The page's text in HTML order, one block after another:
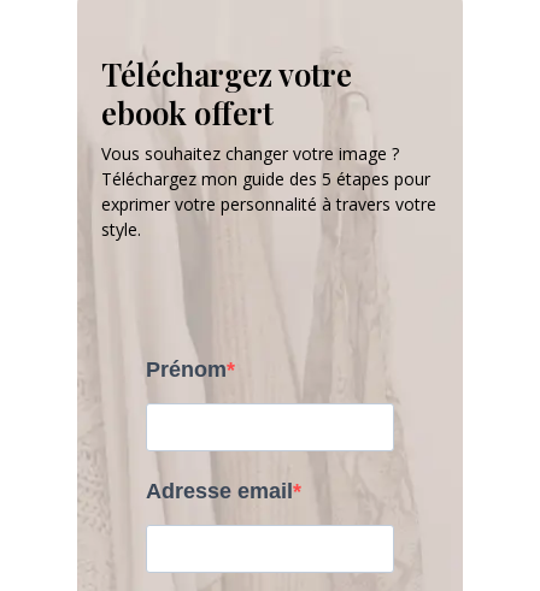
Téléchargez votre
ebook offert
Vous souhaitez changer votre image ?
Téléchargez mon guide des 5 étapes pour
exprimer votre personnalité à travers votre
style.
Prénom
Adresse email